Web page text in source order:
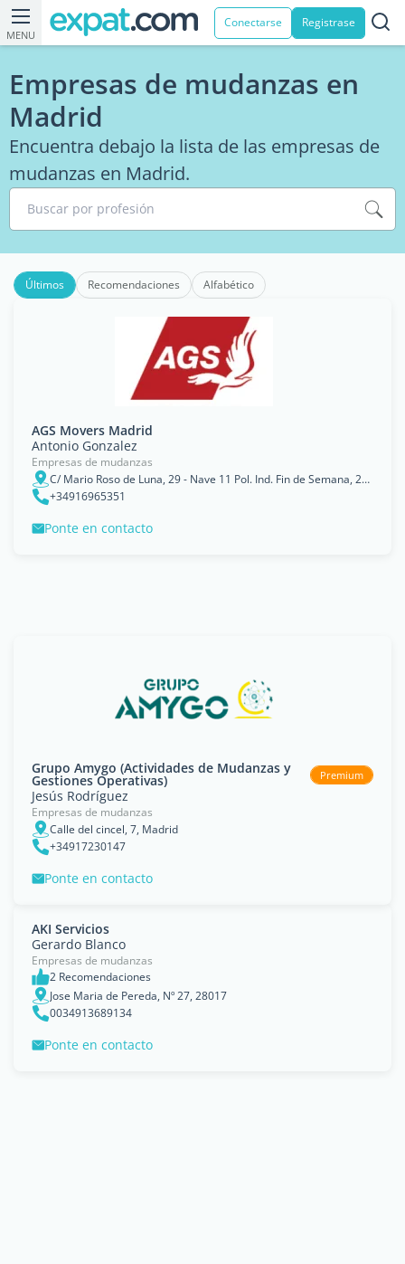
MENU
Conectarse Registrase
Empresas de mudanzas en
Madrid
Encuentra debajo la lista de las empresas de
mudanzas en Madrid.
Buscar por profesión
Últimos Recomendaciones Alfabético
AGS Movers Madrid
Antonio Gonzalez
Empresas de mudanzas
C/ Mario Roso de Luna, 29 - Nave 11 Pol. Ind. Fin de Semana, 28022, Madrid
+34916965351
Ponte en contacto
Grupo Amygo (Actividades de Mudanzas y
Gestiones Operativas) Premium
Jesús Rodríguez
Empresas de mudanzas
Calle del cincel, 7, Madrid
+34917230147
Ponte en contacto
AKI Servicios
Gerardo Blanco
Empresas de mudanzas
2 Recomendaciones
Jose Maria de Pereda, Nº 27, 28017
0034913689134
Ponte en contacto